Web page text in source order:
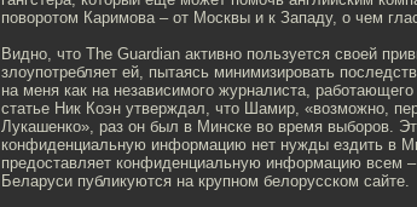
поворотом Каримова – от Москвы и к Западу, о чем
Видно, что The Guardian активно пользуется своей
злоупотребляет ей, пытаясь минимизировать
на меня как на независимого журналиста,
статье Ник Коэн утверждал, что Шамир, «возможно,
Лукашенко», раз он был в Минске во время выборов.
конфиденциальную информацию нет нужды ездить в
предоставляет конфиденциальную информацию всем
Беларуси публикуются на крупном белорусском сайте.